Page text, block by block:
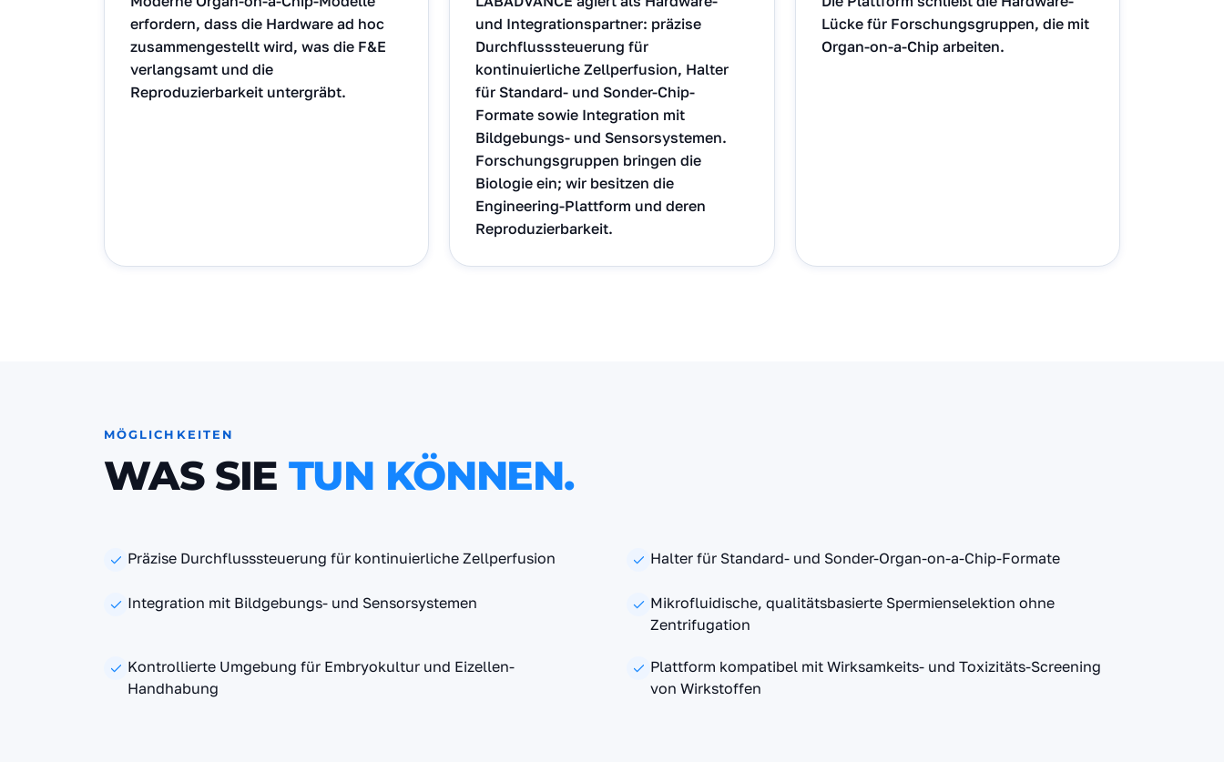
erfordern, dass die Hardware ad hoc
zusammengestellt wird, was die F&E
verlangsamt und die
Reproduzierbarkeit untergräbt.
und Integrationspartner: präzise
Durchflusssteuerung für
kontinuierliche Zellperfusion, Halter
für Standard- und Sonder-Chip-
Formate sowie Integration mit
Bildgebungs- und Sensorsystemen.
Forschungsgruppen bringen die
Biologie ein; wir besitzen die
Engineering-Plattform und deren
Reproduzierbarkeit.
Lücke für Forschungsgruppen, die mit
Organ-on-a-Chip arbeiten.
MÖGLICHKEITEN
WAS SIE TUN KÖNNEN.
Präzise Durchflusssteuerung für kontinuierliche Zellperfusion Halter für Standard- und Sonder-Organ-on-a-Chip-Formate
Integration mit Bildgebungs- und Sensorsystemen
Mikrofluidische, qualitätsbasierte Spermienselektion ohne
Zentrifugation
Kontrollierte Umgebung für Embryokultur und Eizellen-
Handhabung
Plattform kompatibel mit Wirksamkeits- und Toxizitäts-Screening
von Wirkstoffen